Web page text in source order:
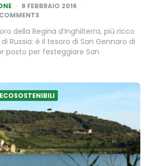
8 FEBBRAIO 2016
della Regina d’Inghilterra, più ricco
Russia: è il tesoro di San Gennaro di
posto per festeggiare San